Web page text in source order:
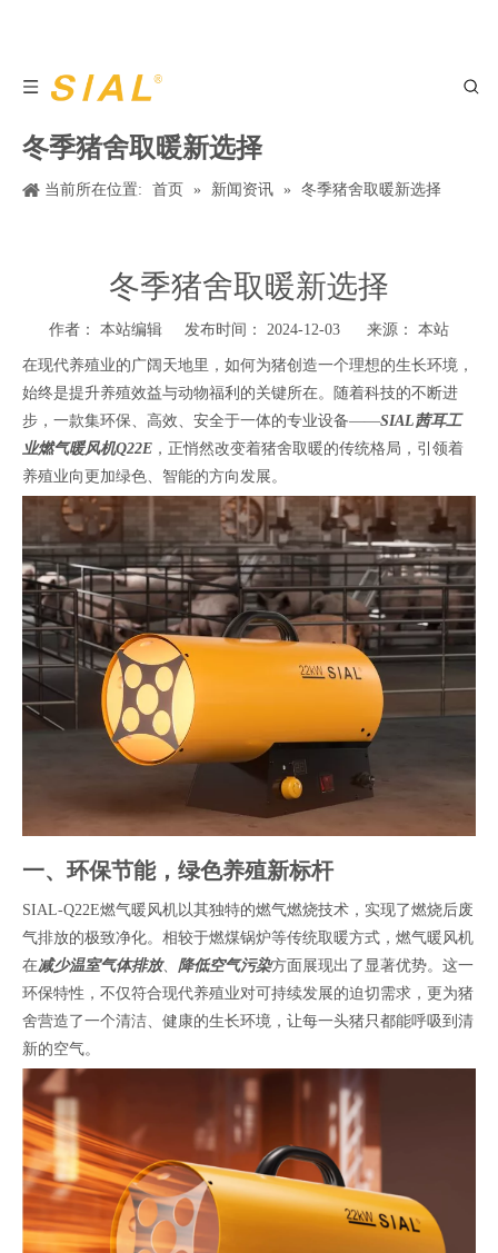
冬季猪舍取暖新选择
当前所在位置: 首页 » 新闻资讯 » 冬季猪舍取暖新选择
冬季猪舍取暖新选择
作者： 本站编辑 发布时间： 2024-12-03 来源： 本站
在现代养殖业的广阔天地里，如何为猪创造一个理想的生长环境，
始终是提升养殖效益与动物福利的关键所在。随着科技的不断进
步，一款集环保、高效、安全于一体的专业设备——SIAL茜耳工
业燃气暖风机Q22E ，正悄然改变着猪舍取暖的传统格局，引领着
养殖业向更加绿色、智能的方向发展。
一、环保节能，绿色养殖新标杆
SIAL-Q22E燃气暖风机以其独特的燃气燃烧技术，实现了燃烧后废
气排放的极致净化。相较于燃煤锅炉等传统取暖方式，燃气暖风机
在减少温室气体排放、 降低空气污染方面展现出了显著优势。这一
环保特性，不仅符合现代养殖业对可持续发展的迫切需求，更为猪
舍营造了一个清洁、健康的生长环境，让每一头猪只都能呼吸到清
新的空气。